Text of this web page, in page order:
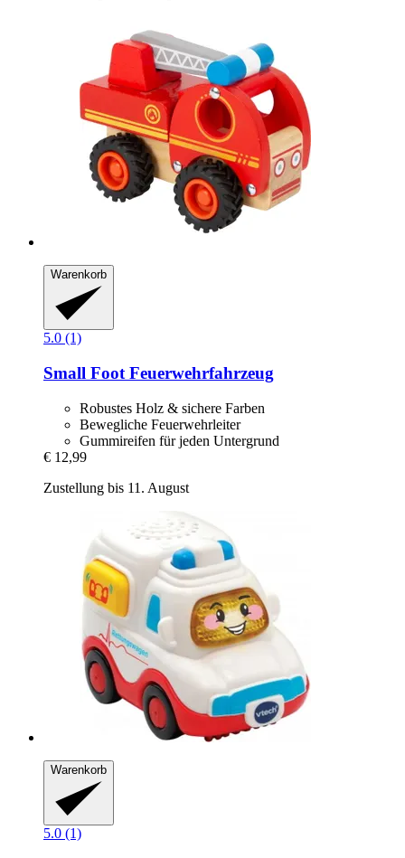
Warenkorb
5.0 (1)
Small Foot Feuerwehrfahrzeug
Robustes Holz & sichere Farben
Bewegliche Feuerwehrleiter
Gummireifen für jeden Untergrund
€ 12,99
Zustellung bis 11. August
Warenkorb
5.0 (1)